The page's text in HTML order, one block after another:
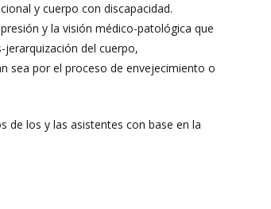
y cuerpo con discapacidad.
y la visión médico-patológica que
del cuerpo,
sea por el proceso de envejecimiento o
de los y las asistentes con base en la